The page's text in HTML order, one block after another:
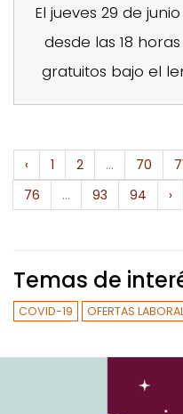
El jueves 29 de
desde las 18
gratuitos bajo el
‹ 1 2 ... 70
76
... 93 94 ›
Temas de
COVID-19 OFERTAS